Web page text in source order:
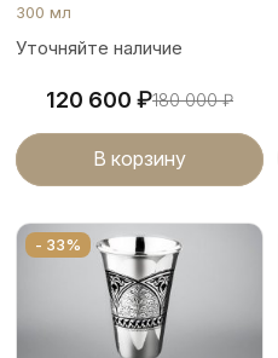
300 мл
Уточняйте наличие
120 600 ₽180 000₽
В корзину
- 33%